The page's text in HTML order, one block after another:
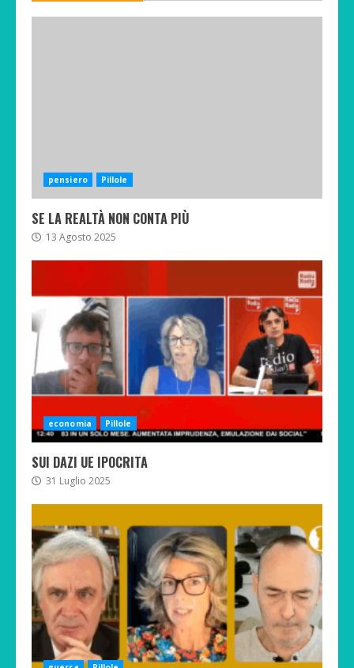
pensiero Pillole
SE LA REALTÀ NON CONTA PIÙ
13 Agosto 2025
economia Pillole
SUI DAZI UE IPOCRITA
31 Luglio 2025